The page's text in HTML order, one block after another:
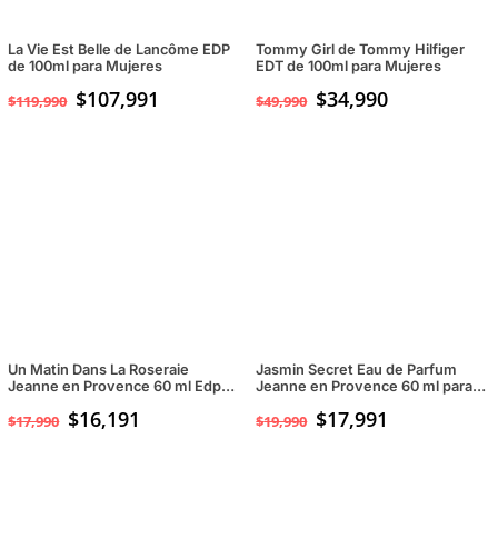
La Vie Est Belle de Lancôme EDP
de 100ml para Mujeres
$119,990 $107,991
Tommy Girl de Tommy Hilfiger
EDT de 100ml para Mujeres
$49,990 El
$34,990El
Un Matin Dans La Roseraie
Jeanne en Provence 60 ml Edp
$17,990 $16,191
Jasmin Secret Eau de Parfum
Jeanne en Provence 60 ml para
$19,990 $17,991